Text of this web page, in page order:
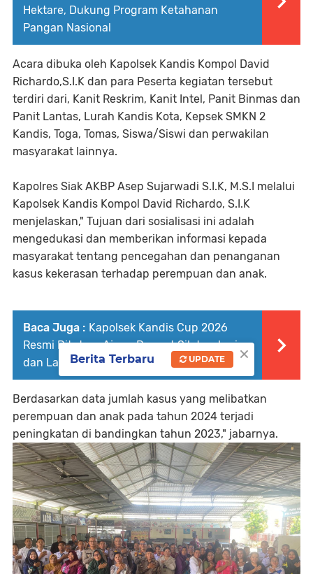
Hektare, Dukung Program Ketahanan
Pangan Nasional
Acara dibuka oleh Kapolsek Kandis Kompol David
Richardo,S.I.K dan para Peserta kegiatan tersebut
terdiri dari, Kanit Reskrim, Kanit Intel, Panit Binmas dan
Panit Lantas, Lurah Kandis Kota, Kepsek SMKN 2
Kandis, Toga, Tomas, Siswa/Siswi dan perwakilan
masyarakat lainnya.
Kapolres Siak AKBP Asep Sujarwadi S.I.K, M.S.I melalui
Kapolsek Kandis Kompol David Richardo, S.I.K
menjelaskan," Tujuan dari sosialisasi ini adalah
mengedukasi dan memberikan informasi kepada
masyarakat tentang pencegahan dan penanganan
kasus kekerasan terhadap perempuan dan anak.
Baca Juga : Kapolsek Kandis Cup 2026
Resmi Ditutup, Ajang Pererat Silaturahmi
dan Lahirkan Atlet Berbakat
Berdasarkan data jumlah kasus yang melibatkan
perempuan dan anak pada tahun 2024 terjadi
peningkatan di bandingkan tahun 2023," jabarnya.
×
Berita Terbaru UPDATE